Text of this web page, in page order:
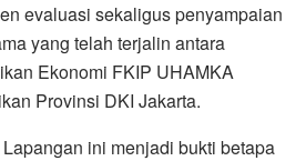
evaluasi sekaligus penyampaian
yang telah terjalin antara
Ekonomi FKIP UHAMKA
Provinsi DKI Jakarta.
ini menjadi bukti betapa